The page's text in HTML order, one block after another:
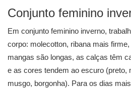
Conjunto feminino
Em conjunto feminino inverno,
corpo: molecotton, ribana mais
mangas são longas, as calças têm
e as cores tendem ao escuro (preto,
musgo, borgonha). Para os dias